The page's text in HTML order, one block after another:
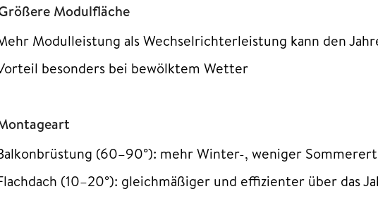
Modulfläche
Modulleistung als Wechselrichterleistung kann den
besonders bei bewölktem Wetter
(60–90°): mehr Winter-, weniger
(10–20°): gleichmäßiger und effizienter über das